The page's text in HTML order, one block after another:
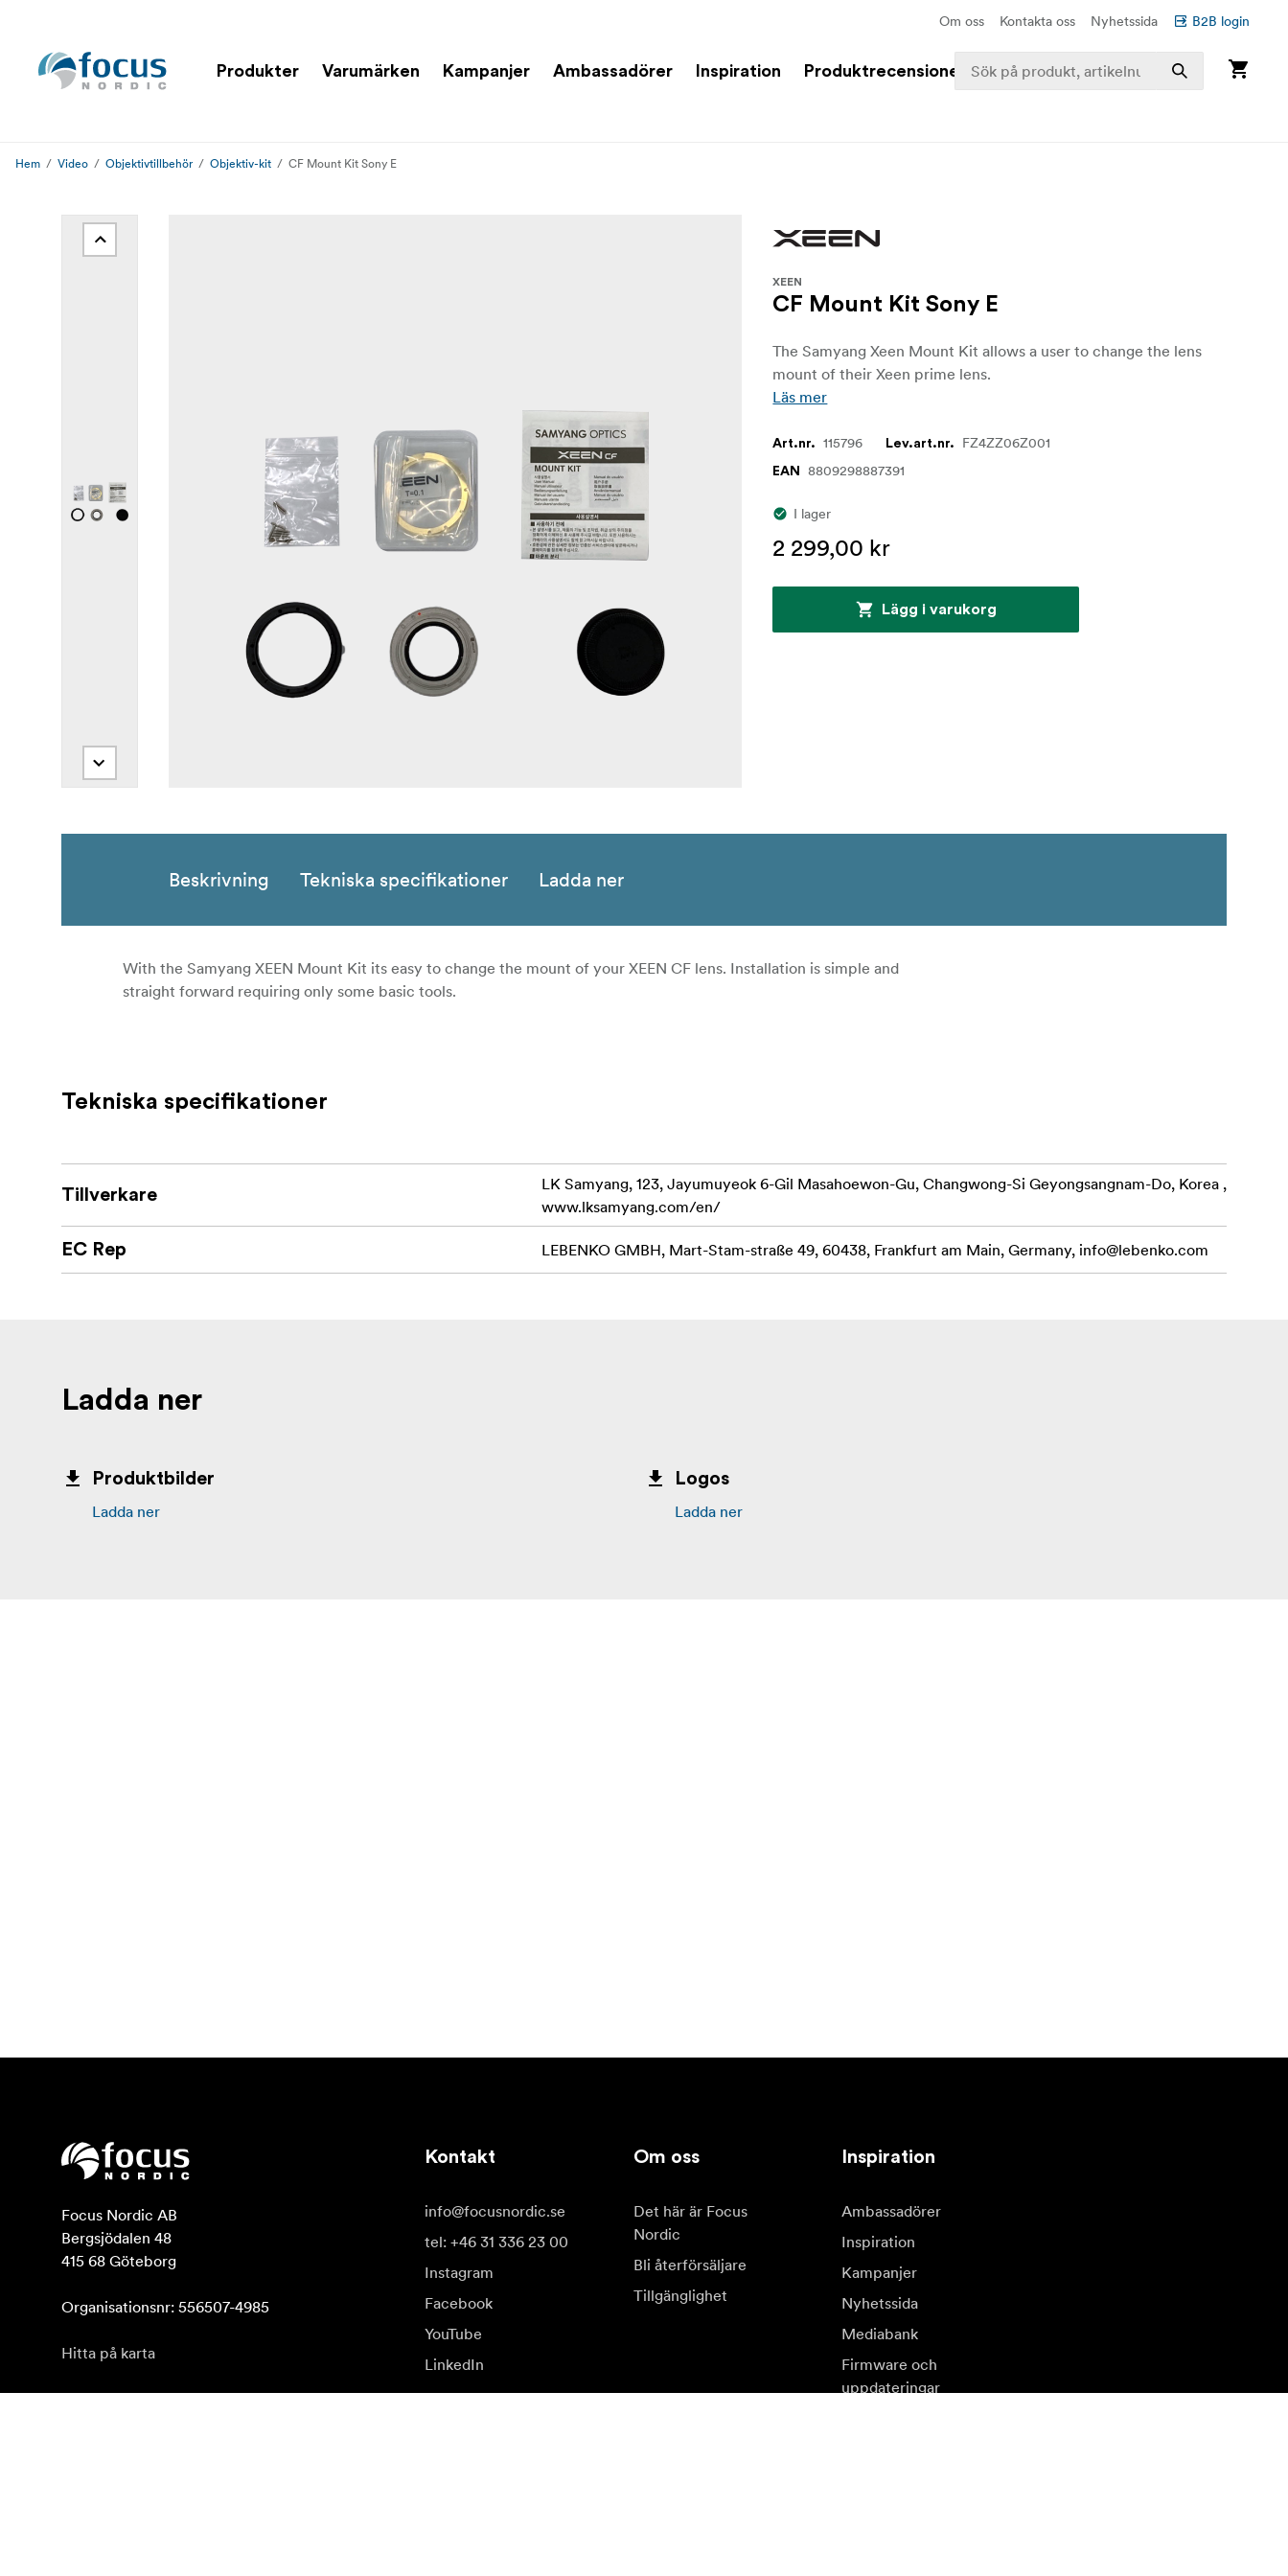
Om oss Kontakta oss Nyhetssida B2B login
Produkter Varumärken Kampanjer Ambassadörer Inspiration Produktrecensioner
Hem Video Objektivtillbehör Objektiv-kit CF Mount Kit Sony E
XEEN
CF Mount Kit Sony E
The Samyang Xeen Mount Kit allows a user to change the lens
mount of their Xeen prime lens.
Läs mer
Art.nr. 115796 Lev.art.nr. FZ4ZZ06Z001
EAN 8809298887391
I lager
2 299,00 kr
Lägg i varukorg
Beskrivning Tekniska specifikationer Ladda ner
With the Samyang XEEN Mount Kit its easy to change the mount of your XEEN CF lens. Installation is simple and
straight forward requiring only some basic tools.
Tekniska specifikationer
Tillverkare
LK Samyang, 123, Jayumuyeok 6-Gil Masahoewon-Gu, Changwong-Si Geyongsangnam-Do, Korea ,
www.lksamyang.com/en/
EC Rep LEBENKO GMBH, Mart-Stam-straße 49, 60438, Frankfurt am Main, Germany, info@lebenko.com
Ladda ner
Produktbilder
Ladda ner
Logos
Ladda ner
Focus Nordic AB
Bergsjödalen 48
415 68 Göteborg
Organisationsnr: 556507-4985
Hitta på karta
Kontakt
info@focusnordic.se
tel: +46 31 336 23 00
Instagram
Facebook
YouTube
LinkedIn
Om oss
Det här är Focus
Nordic
Bli återförsäljare
Tillgänglighet
Inspiration
Ambassadörer
Inspiration
Kampanjer
Nyhetssida
Mediabank
Firmware och
uppdateringar